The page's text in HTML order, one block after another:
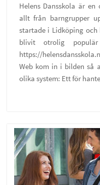
Helens Dansskola är
allt från barngrupper
startade i Lidköping
blivit otrolig
https://
Web kom in i bilden så
olika system: Ett för